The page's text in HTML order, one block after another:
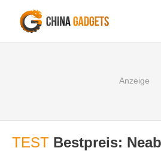
TEST Bestpreis: